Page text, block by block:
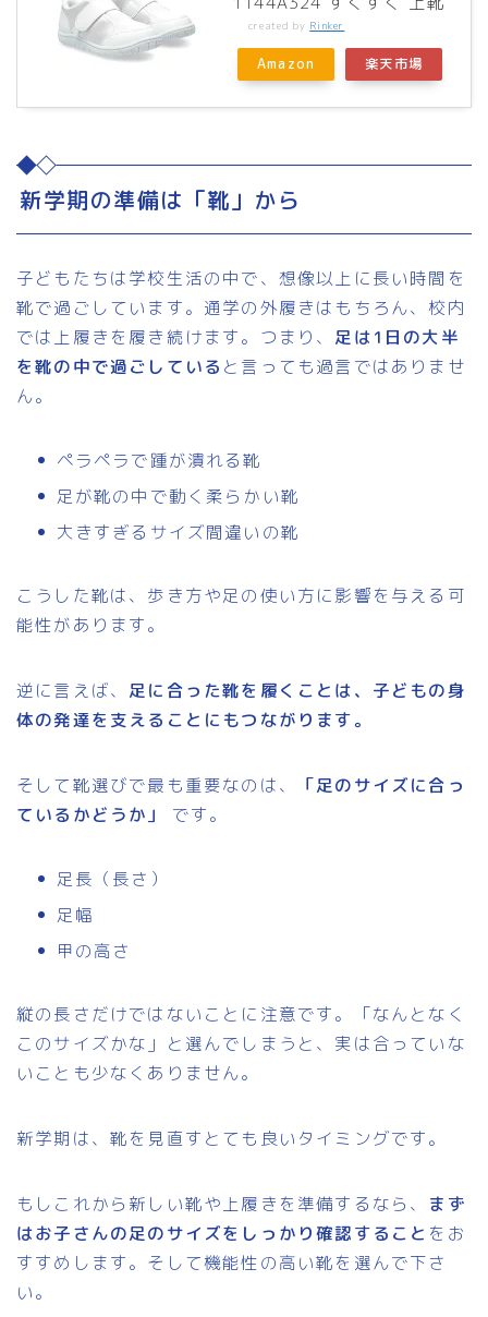
created by Rinker
Amazon 楽天市場
新学期の準備は「靴」から
子どもたちは学校生活の中で、想像以上に長い時間を
靴で過ごしています。通学の外履きはもちろん、校内
では上履きを履き続けます。つまり、 足は1日の大半
を靴の中で過ごしている と言っても過言ではありませ
ん。
ペラペラで踵が潰れる靴
足が靴の中で動く柔らかい靴
大きすぎるサイズ間違いの靴
こうした靴は、歩き方や足の使い方に影響を与える可
能性があります。
逆に言えば、 足に合った靴を履くことは、子どもの身
体の発達を支えることにもつながります。
そして靴選びで最も重要なのは、
「足のサイズに合っ
ているかどうか」
です。
足長（長さ）
足幅
甲の高さ
縦の長さだけではないことに注意です。「なんとなく
このサイズかな」と選んでしまうと、実は合っていな
いことも少なくありません。
新学期は、靴を見直すとても良いタイミングです。
もしこれから新しい靴や上履きを準備するなら、 まず
はお子さんの足のサイズをしっかり確認すること をお
すすめします。そして機能性の高い靴を選んで下さ
い。